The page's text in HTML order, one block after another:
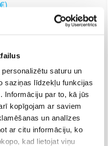
saturu un
saziņas līdzekļu funkcijas
Informāciju par to, kā jūs
kopīgojam ar saviem
un analīzes
ar citu informāciju, ko
kad lietojat viņu
)